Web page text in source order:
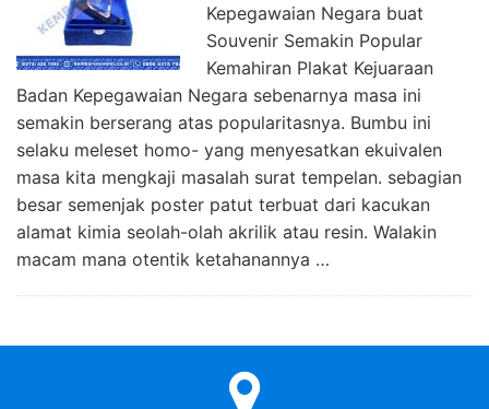
Kepegawaian Negara buat
Souvenir Semakin Popular
Kemahiran Plakat Kejuaraan
Badan Kepegawaian Negara sebenarnya masa ini
semakin berserang atas popularitasnya. Bumbu ini
selaku meleset homo- yang menyesatkan ekuivalen
masa kita mengkaji masalah surat tempelan. sebagian
besar semenjak poster patut terbuat dari kacukan
alamat kimia seolah-olah akrilik atau resin. Walakin
macam mana otentik ketahanannya …